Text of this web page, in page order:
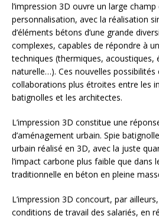
l’impression 3D ouvre un large
personnalisation, avec la réalisation
d’éléments bétons d’une grande
complexes, capables de répondre à
techniques (thermiques, acoustiques,
naturelle…). Ces nouvelles
collaborations plus étroites entre les
batignolles et les architectes.
L’impression 3D constitue une
d’aménagement urbain. Spie
urbain réalisé en 3D, avec la juste
l’impact carbone plus faible que dans
traditionnelle en béton en pleine
L’impression 3D concourt, par
conditions de travail des salariés, en